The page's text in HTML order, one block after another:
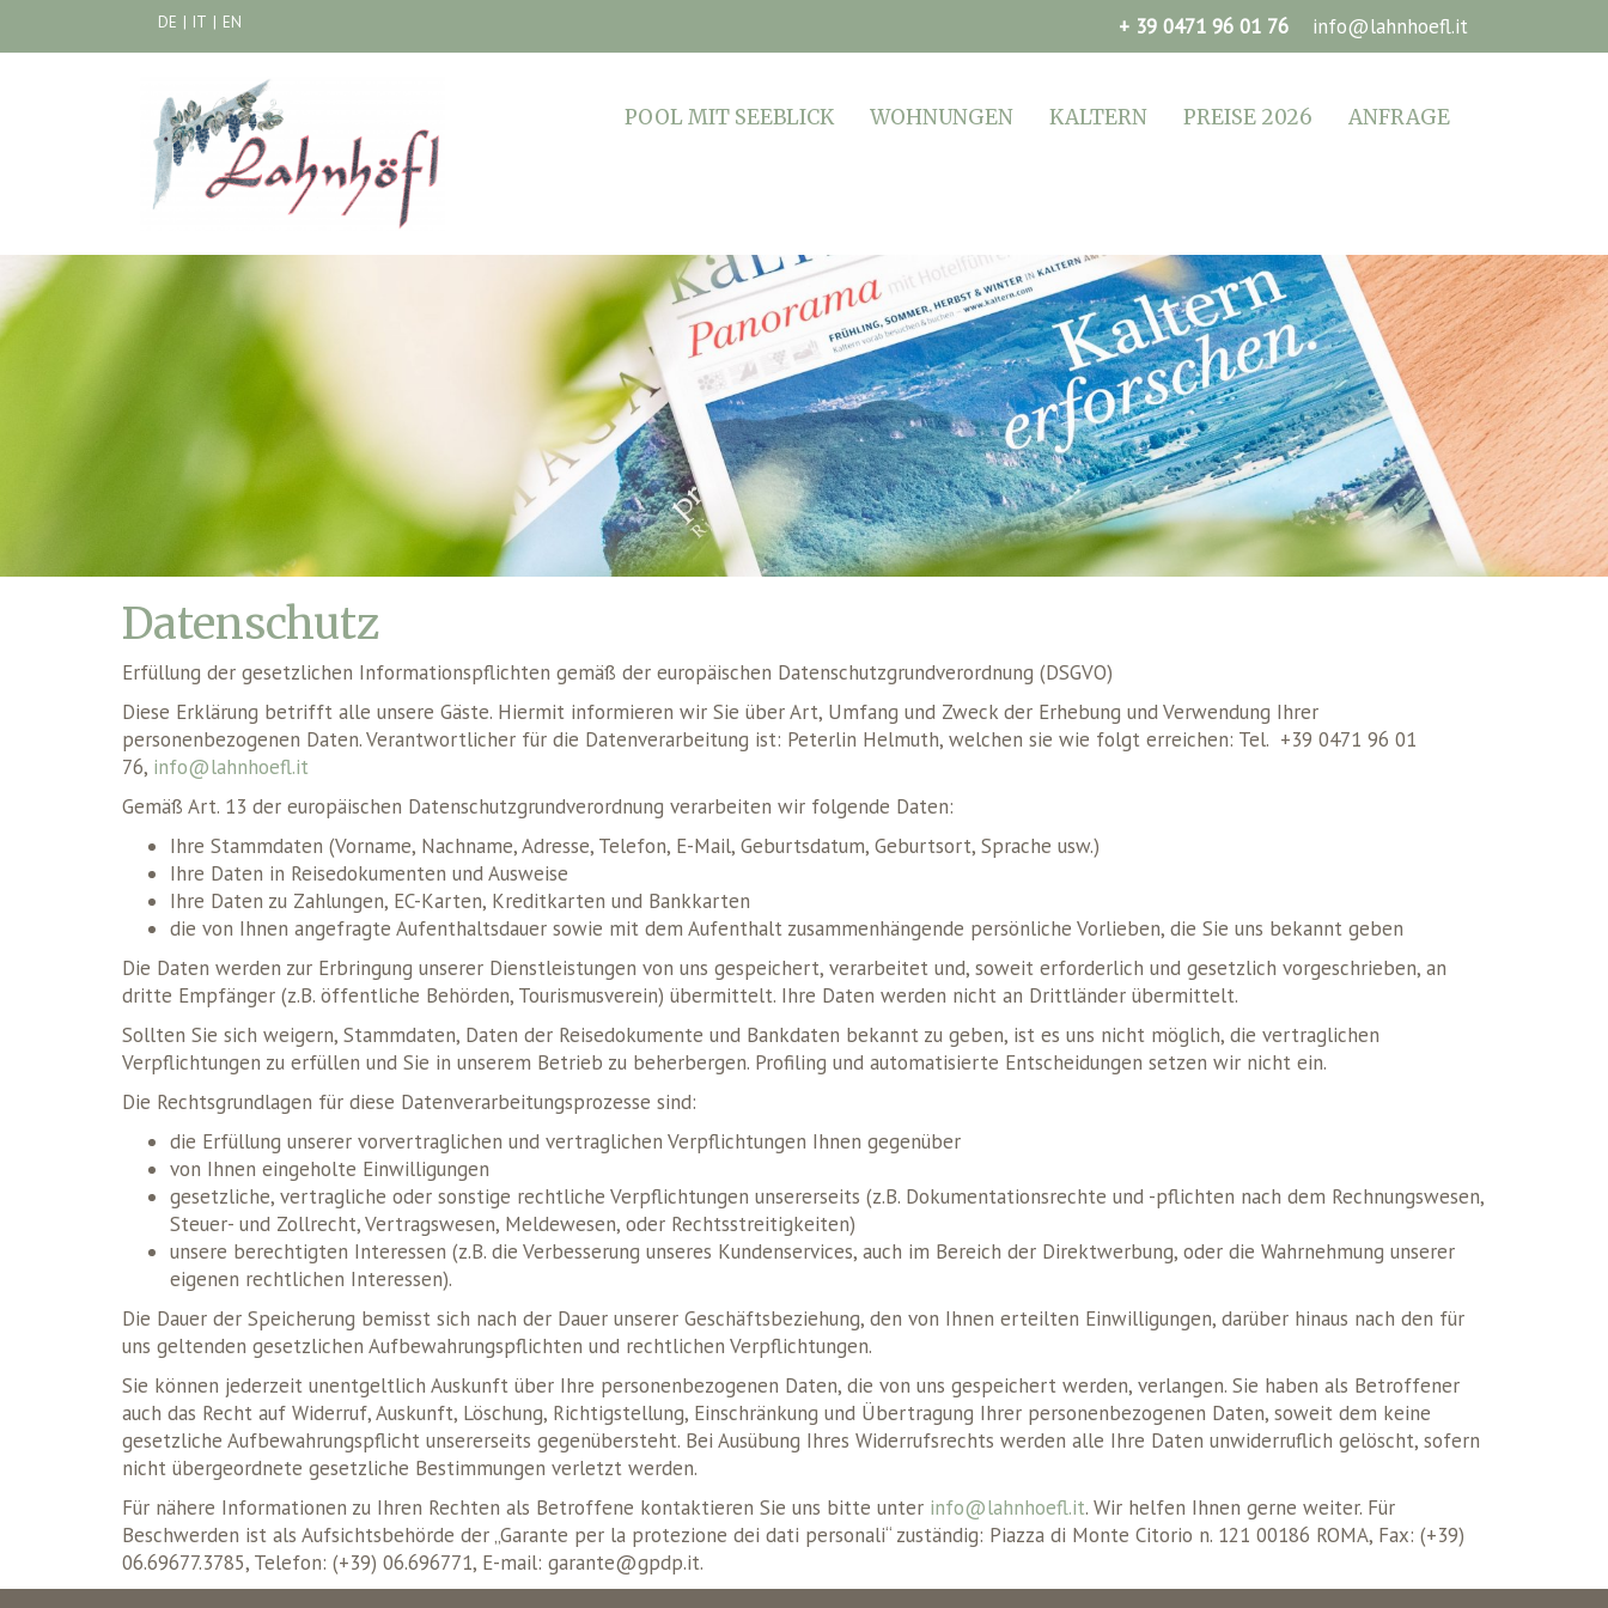
DE | IT | EN + 39 0471 96 01 76 info@lahnhoefl.it
POOL MIT SEEBLICK WOHNUNGEN KALTERN PREISE 2026 ANFRAGE
Datenschutz
Erfüllung der gesetzlichen Informationspflichten gemäß der europäischen Datenschutzgrundverordnung (DSGVO)
Diese Erklärung betrifft alle unsere Gäste. Hiermit informieren wir Sie über Art, Umfang und Zweck der Erhebung und Verwendung Ihrer
personenbezogenen Daten. Verantwortlicher für die Datenverarbeitung ist: Peterlin Helmuth, welchen sie wie folgt erreichen: Tel. +39 0471 96 01
76, info@lahnhoefl.it
Gemäß Art. 13 der europäischen Datenschutzgrundverordnung verarbeiten wir folgende Daten:
Ihre Stammdaten (Vorname, Nachname, Adresse, Telefon, E-Mail, Geburtsdatum, Geburtsort, Sprache usw.)
Ihre Daten in Reisedokumenten und Ausweise
Ihre Daten zu Zahlungen, EC-Karten, Kreditkarten und Bankkarten
die von Ihnen angefragte Aufenthaltsdauer sowie mit dem Aufenthalt zusammenhängende persönliche Vorlieben, die Sie uns bekannt geben
Die Daten werden zur Erbringung unserer Dienstleistungen von uns gespeichert, verarbeitet und, soweit erforderlich und gesetzlich vorgeschrieben, an
dritte Empfänger (z.B. öffentliche Behörden, Tourismusverein) übermittelt. Ihre Daten werden nicht an Drittländer übermittelt.
Sollten Sie sich weigern, Stammdaten, Daten der Reisedokumente und Bankdaten bekannt zu geben, ist es uns nicht möglich, die vertraglichen
Verpflichtungen zu erfüllen und Sie in unserem Betrieb zu beherbergen. Profiling und automatisierte Entscheidungen setzen wir nicht ein.
Die Rechtsgrundlagen für diese Datenverarbeitungsprozesse sind:
die Erfüllung unserer vorvertraglichen und vertraglichen Verpflichtungen Ihnen gegenüber
von Ihnen eingeholte Einwilligungen
gesetzliche, vertragliche oder sonstige rechtliche Verpflichtungen unsererseits (z.B. Dokumentationsrechte und -pflichten nach dem Rechnungswesen,
Steuer- und Zollrecht, Vertragswesen, Meldewesen, oder Rechtsstreitigkeiten)
unsere berechtigten Interessen (z.B. die Verbesserung unseres Kundenservices, auch im Bereich der Direktwerbung, oder die Wahrnehmung unserer
eigenen rechtlichen Interessen).
Die Dauer der Speicherung bemisst sich nach der Dauer unserer Geschäftsbeziehung, den von Ihnen erteilten Einwilligungen, darüber hinaus nach den für
uns geltenden gesetzlichen Aufbewahrungspflichten und rechtlichen Verpflichtungen.
Sie können jederzeit unentgeltlich Auskunft über Ihre personenbezogenen Daten, die von uns gespeichert werden, verlangen. Sie haben als Betroffener
auch das Recht auf Widerruf, Auskunft, Löschung, Richtigstellung, Einschränkung und Übertragung Ihrer personenbezogenen Daten, soweit dem keine
gesetzliche Aufbewahrungspflicht unsererseits gegenübersteht. Bei Ausübung Ihres Widerrufsrechts werden alle Ihre Daten unwiderruflich gelöscht, sofern
nicht übergeordnete gesetzliche Bestimmungen verletzt werden.
Für nähere Informationen zu Ihren Rechten als Betroffene kontaktieren Sie uns bitte unter info@lahnhoefl.it. Wir helfen Ihnen gerne weiter. Für
Beschwerden ist als Aufsichtsbehörde der „Garante per la protezione dei dati personali“ zuständig: Piazza di Monte Citorio n. 121 00186 ROMA, Fax: (+39)
06.69677.3785, Telefon: (+39) 06.696771, E-mail: garante@gpdp.it.